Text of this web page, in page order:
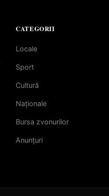
CATEGORII
Locale
Sport
Cultură
Naționale
Bursa zvonurilor
Anunțuri